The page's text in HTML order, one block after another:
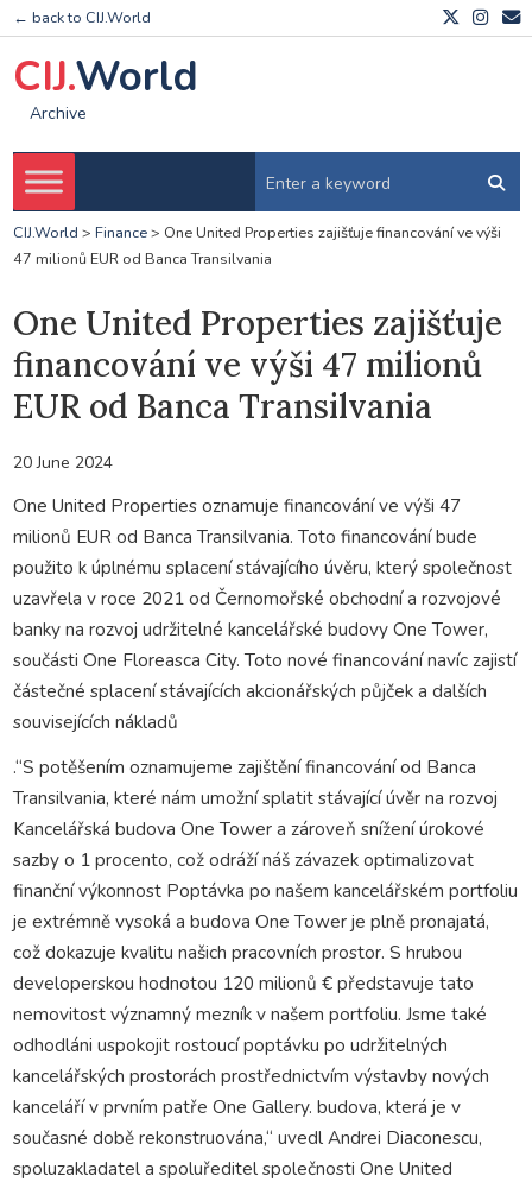
← back to CIJ.World
CIJ.World
Archive
CIJ.World > Finance> One United Properties zajišťuje financování ve výši
47 milionů EUR od Banca Transilvania
One United Properties zajišťuje
financování ve výši 47 milionů
EUR od Banca Transilvania
20 June 2024
One United Properties oznamuje financování ve výši 47
milionů EUR od Banca Transilvania. Toto financování bude
použito k úplnému splacení stávajícího úvěru, který společnost
uzavřela v roce 2021 od Černomořské obchodní a rozvojové
banky na rozvoj udržitelné kancelářské budovy One Tower,
součásti One Floreasca City. Toto nové financování navíc zajistí
částečné splacení stávajících akcionářských půjček a dalších
souvisejících nákladů
.“S potěšením oznamujeme zajištění financování od Banca
Transilvania, které nám umožní splatit stávající úvěr na rozvoj
Kancelářská budova One Tower a zároveň snížení úrokové
sazby o 1 procento, což odráží náš závazek optimalizovat
finanční výkonnost Poptávka po našem kancelářském portfoliu
je extrémně vysoká a budova One Tower je plně pronajatá,
což dokazuje kvalitu našich pracovních prostor. S hrubou
developerskou hodnotou 120 milionů € představuje tato
nemovitost významný mezník v našem portfoliu. Jsme také
odhodláni uspokojit rostoucí poptávku po udržitelných
kancelářských prostorách prostřednictvím výstavby nových
kanceláří v prvním patře One Gallery. budova, která je v
současné době rekonstruována,“ uvedl Andrei Diaconescu,
spoluzakladatel a spoluředitel společnosti One United